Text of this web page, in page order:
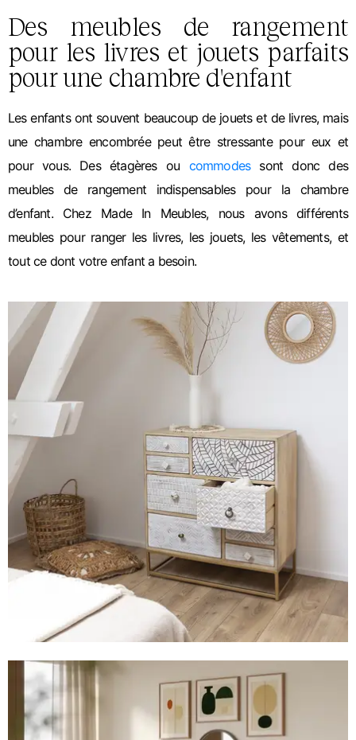
Des meubles de rangement
pour les livres et jouets parfaits
pour une chambre d'enfant
Les enfants ont souvent beaucoup de jouets et de livres, mais
une chambre encombrée peut être stressante pour eux et
pour vous. Des étagères ou commodessont donc des
meubles de rangement indispensables pour la chambre
d’enfant. Chez Made In Meubles, nous avons différents
meubles pour ranger les livres, les jouets, les vêtements, et
tout ce dont votre enfant a besoin.